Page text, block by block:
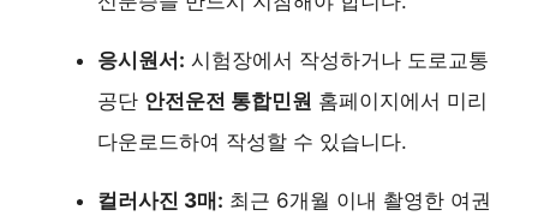
응시원서: 시험장에서 작성하거나 도로교통
공단 안전운전 통합민원 홈페이지에서 미리
다운로드하여 작성할 수 있습니다.
컬러사진 3매: 최근 6개월 이내 촬영한 여권